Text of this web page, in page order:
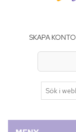
SKAPA KONTO